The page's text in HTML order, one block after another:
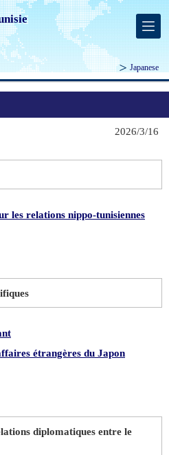
Japanese
2026/3/16
les relations nippo-tunisiennes
étrangères du Japon
diplomatiques entre le